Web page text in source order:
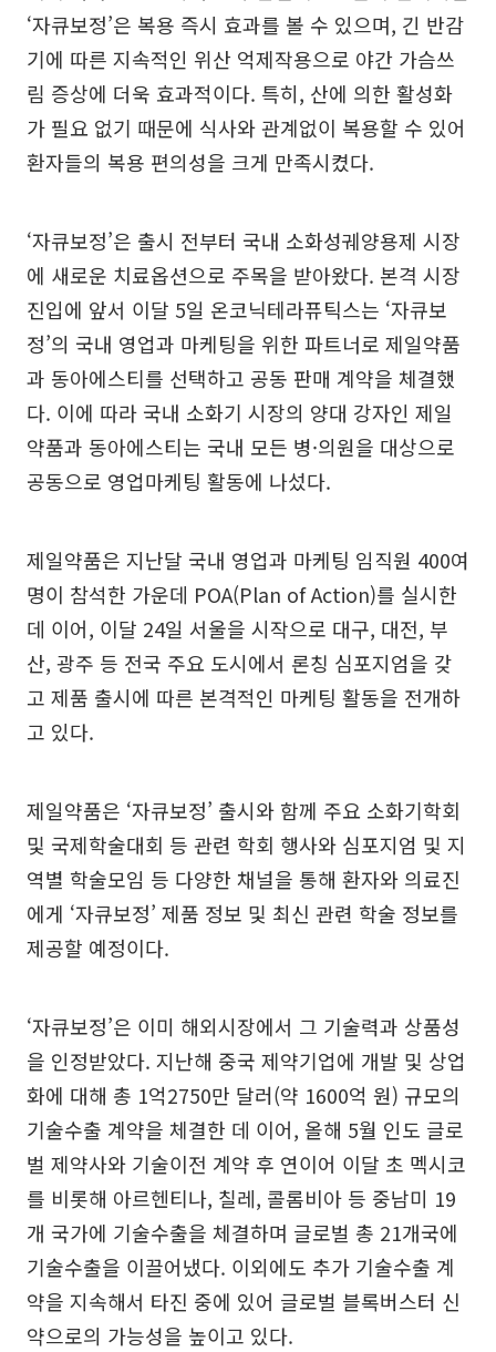
‘자큐보정’은 복용 즉시 효과를 볼 수 있으며, 긴 반감
기에 따른 지속적인 위산 억제작용으로 야간 가슴쓰
림 증상에 더욱 효과적이다. 특히, 산에 의한 활성화
가 필요 없기 때문에 식사와 관계없이 복용할 수 있어
환자들의 복용 편의성을 크게 만족시켰다.
‘자큐보정’은 출시 전부터 국내 소화성궤양용제 시장
에 새로운 치료옵션으로 주목을 받아왔다. 본격 시장
진입에 앞서 이달 5일 온코닉테라퓨틱스는 ‘자큐보
정’의 국내 영업과 마케팅을 위한 파트너로 제일약품
과 동아에스티를 선택하고 공동 판매 계약을 체결했
다. 이에 따라 국내 소화기 시장의 양대 강자인 제일
약품과 동아에스티는 국내 모든 병·의원을 대상으로
공동으로 영업마케팅 활동에 나섰다.
제일약품은 지난달 국내 영업과 마케팅 임직원 400여
명이 참석한 가운데 POA(Plan of Action)를 실시한
데 이어, 이달 24일 서울을 시작으로 대구, 대전, 부
산, 광주 등 전국 주요 도시에서 론칭 심포지엄을 갖
고 제품 출시에 따른 본격적인 마케팅 활동을 전개하
고 있다.
제일약품은 ‘자큐보정’ 출시와 함께 주요 소화기학회
및 국제학술대회 등 관련 학회 행사와 심포지엄 및 지
역별 학술모임 등 다양한 채널을 통해 환자와 의료진
에게 ‘자큐보정’ 제품 정보 및 최신 관련 학술 정보를
제공할 예정이다.
‘자큐보정’은 이미 해외시장에서 그 기술력과 상품성
을 인정받았다. 지난해 중국 제약기업에 개발 및 상업
화에 대해 총 1억2750만 달러(약 1600억 원) 규모의
기술수출 계약을 체결한 데 이어, 올해 5월 인도 글로
벌 제약사와 기술이전 계약 후 연이어 이달 초 멕시코
를 비롯해 아르헨티나, 칠레, 콜롬비아 등 중남미 19
개 국가에 기술수출을 체결하며 글로벌 총 21개국에
기술수출을 이끌어냈다. 이외에도 추가 기술수출 계
약을 지속해서 타진 중에 있어 글로벌 블록버스터 신
약으로의 가능성을 높이고 있다.